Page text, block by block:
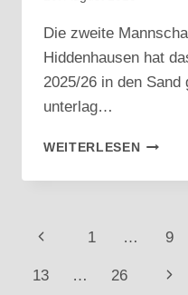
Die zweite
Hiddenhausen hat
2025/26 in den Sand
unterlag…
WEITERLESEN
Seitennavigation
Vorherige
Seite
1 … 9
13 … 26